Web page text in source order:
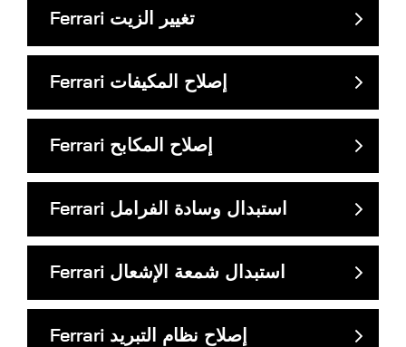
Ferrari تغيير الزيت
Ferrari إصلاح المكيفات
Ferrari إصلاح المكابح
Ferrari استبدال وسادة الفرامل
Ferrari استبدال شمعة الإشعال
Ferrari إصلاح نظام التبريد